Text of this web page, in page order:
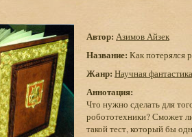
Автор: Азимов Айзек
Название: Как потерялся
Жанр: Научная фантастика
Аннотация:
Что нужно сделать для
робототехники? Сможет
такой тест, который бы